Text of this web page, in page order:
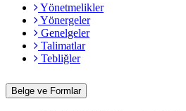
Yönetmelikler
Yönergeler
Genelgeler
Talimatlar
Tebliğler
Belge ve Formlar